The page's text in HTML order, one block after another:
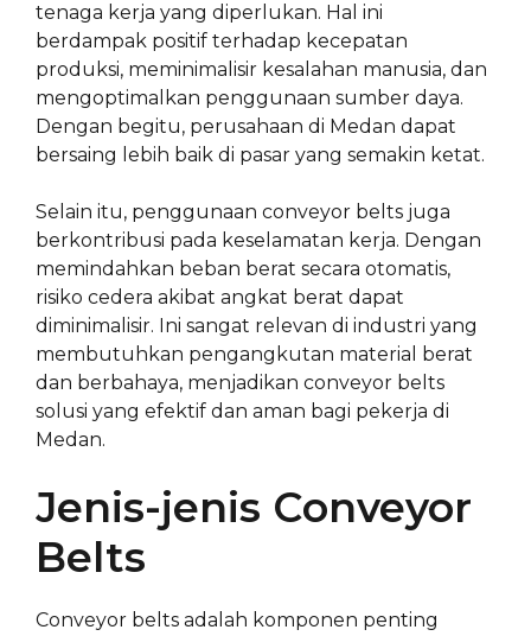
tenaga kerja yang diperlukan. Hal ini
berdampak positif terhadap kecepatan
produksi, meminimalisir kesalahan manusia, dan
mengoptimalkan penggunaan sumber daya.
Dengan begitu, perusahaan di Medan dapat
bersaing lebih baik di pasar yang semakin ketat.
Selain itu, penggunaan conveyor belts juga
berkontribusi pada keselamatan kerja. Dengan
memindahkan beban berat secara otomatis,
risiko cedera akibat angkat berat dapat
diminimalisir. Ini sangat relevan di industri yang
membutuhkan pengangkutan material berat
dan berbahaya, menjadikan conveyor belts
solusi yang efektif dan aman bagi pekerja di
Medan.
Jenis-jenis Conveyor
Belts
Conveyor belts adalah komponen penting